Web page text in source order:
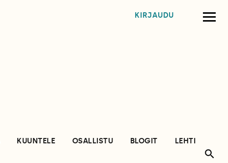
KIRJAUDU
KUUNTELE OSALLISTU BLOGIT
LEHTI